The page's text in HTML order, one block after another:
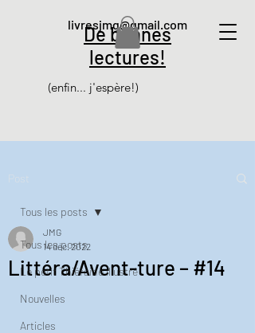
De bonnes
lectures!
(enfin... j'espère!)
livresjmg@gmail.com
Tous les posts
Le petit Thiéfaine illustré
Nouvelles
Articles
Tous les posts
Littéra/Avent-ture – #14
JMG
14 déc. 2022